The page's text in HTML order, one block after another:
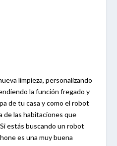
limpieza, personalizando
la función fregado y
de tu casa y como el robot
de las habitaciones que
estás buscando un robot
es una muy buena